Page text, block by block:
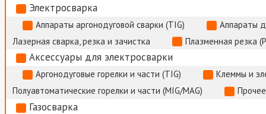
Электросварка
Аппараты аргонодуговой сварки (TIG)
Аппараты
Лазерная сварка, резка и зачистка
Плазменная резка
Аксессуары для электросварки
Аргонодуговые горелки и части (TIG)
Клеммы и
Полуавтоматические горелки и части (MIG/MAG)
Газосварка